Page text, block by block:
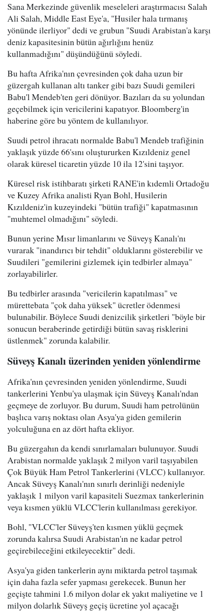
Sana Merkezinde güvenlik meseleleri araştırmacısı Salah
Ali Salah, Middle East Eye'a, "Husiler hala tırmanış
yönünde ilerliyor" dedi ve grubun "Suudi Arabistan'a karşı
deniz kapasitesinin bütün ağırlığını henüz
kullanmadığını" düşündüğünü söyledi.
Bu hafta Afrika'nın çevresinden çok daha uzun bir
güzergah kullanan altı tanker gibi bazı Suudi gemileri
Babu'l Mendeb'ten geri dönüyor. Bazıları da su yolundan
geçebilmek için vericilerini kapatıyor. Bloomberg'in
haberine göre bu yöntem de kullanılıyor.
Suudi petrol ihracatı normalde Babu'l Mendeb trafiğinin
yaklaşık yüzde 66'sını oluştururken Kızıldeniz genel
olarak küresel ticaretin yüzde 10 ila 12'sini taşıyor.
Küresel risk istihbaratı şirketi RANE'in kıdemli Ortadoğu
ve Kuzey Afrika analisti Ryan Bohl, Husilerin
Kızıldeniz'in kuzeyindeki "bütün trafiği" kapatmasının
"muhtemel olmadığını" söyledi.
Bunun yerine Mısır limanlarını ve Süveyş Kanalı'nı
vurarak "inandırıcı bir tehdit" olduklarını gösterebilir ve
Suudileri "gemilerini gizlemek için tedbirler almaya"
zorlayabilirler.
Bu tedbirler arasında "vericilerin kapatılması" ve
mürettebata "çok daha yüksek" ücretler ödenmesi
bulunabilir. Böylece Suudi denizcilik şirketleri "böyle bir
sonucun beraberinde getirdiği bütün savaş risklerini
üstlenmek" zorunda kalabilir.
Süveyş Kanalı üzerinden yeniden yönlendirme
Afrika'nın çevresinden yeniden yönlendirme, Suudi
tankerlerini Yenbu'ya ulaşmak için Süveyş Kanalı'ndan
geçmeye de zorluyor. Bu durum, Suudi ham petrolünün
başlıca varış noktası olan Asya'ya giden gemilerin
yolculuğuna en az dört hafta ekliyor.
Bu güzergahın da kendi sınırlamaları bulunuyor. Suudi
Arabistan normalde yaklaşık 2 milyon varil taşıyabilen
Çok Büyük Ham Petrol Tankerlerini (VLCC) kullanıyor.
Ancak Süveyş Kanalı'nın sınırlı derinliği nedeniyle
yaklaşık 1 milyon varil kapasiteli Suezmax tankerlerinin
veya kısmen yüklü VLCC'lerin kullanılması gerekiyor.
Bohl, "VLCC'ler Süveyş'ten kısmen yüklü geçmek
zorunda kalırsa Suudi Arabistan'ın ne kadar petrol
geçirebileceğini etkileyecektir" dedi.
Asya'ya giden tankerlerin aynı miktarda petrol taşımak
için daha fazla sefer yapması gerekecek. Bunun her
geçişte tahmini 1.6 milyon dolar ek yakıt maliyetine ve 1
milyon dolarlık Süveyş geçiş ücretine yol açacağı